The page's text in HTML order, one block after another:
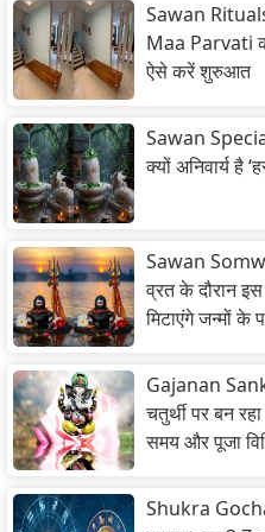
Sawan
Maa Parvati
ऐसे करें शुरुआत
Sawan
क्यों अनिवार्य है
Sawan
व्रत के दौरान
मिटाएंगे जन्मों
Gajanan
चतुर्थी पर बन
समय और पूजा
Shukra